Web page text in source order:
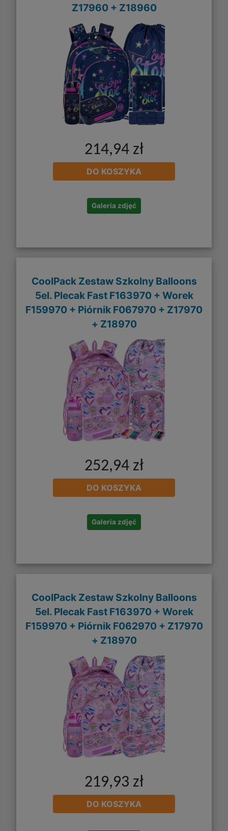
Z17960 + Z18960
214,94 zł
DO KOSZYKA
Galeria zdjęć
CoolPack Zestaw Szkolny Balloons
5el. Plecak Fast F163970 + Worek
F159970 + Piórnik F067970 + Z17970
+ Z18970
252,94 zł
DO KOSZYKA
Galeria zdjęć
CoolPack Zestaw Szkolny Balloons
5el. Plecak Fast F163970 + Worek
F159970 + Piórnik F062970 + Z17970
+ Z18970
219,93 zł
DO KOSZYKA